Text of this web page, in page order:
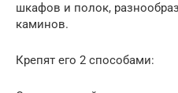
шкафов и полок,
каминов.
Крепят его 2 способами: